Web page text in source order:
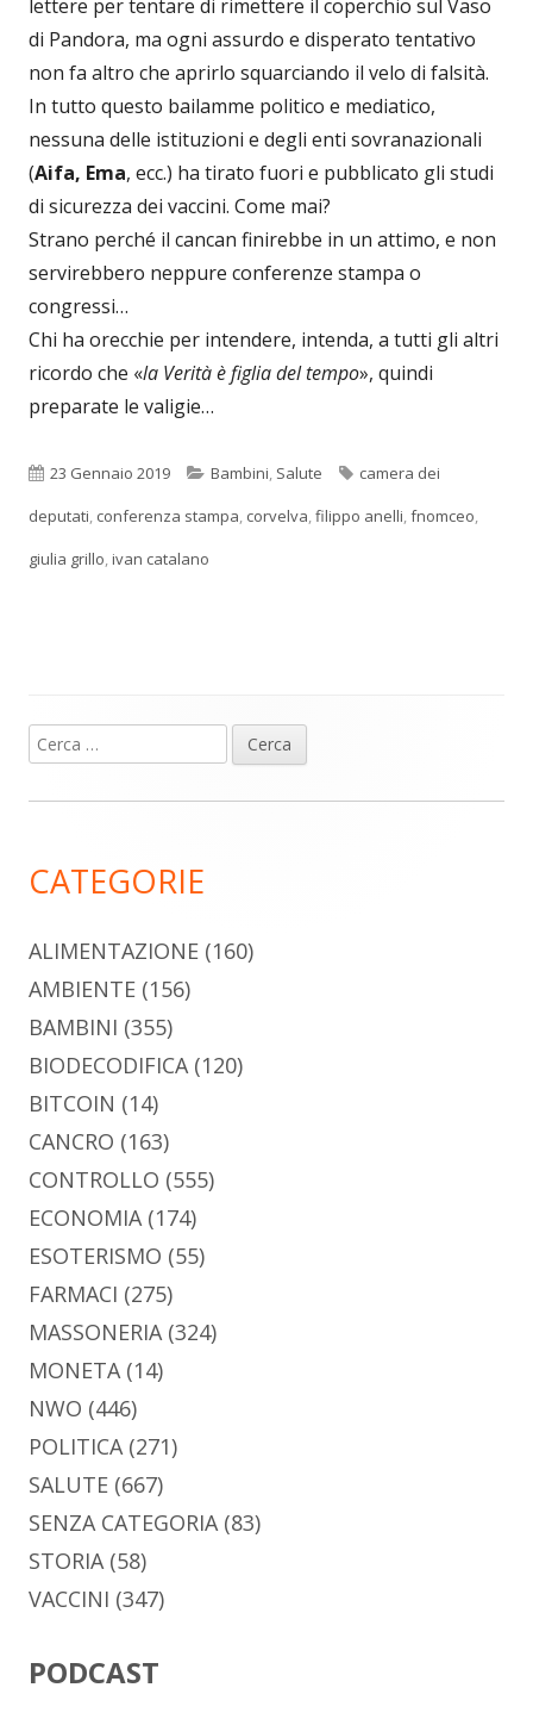
lettere per tentare di rimettere il coperchio sul Vaso
di Pandora, ma ogni assurdo e disperato tentativo
non fa altro che aprirlo squarciando il velo di falsità.
In tutto questo bailamme politico e mediatico,
nessuna delle istituzioni e degli enti sovranazionali
(Aifa, Ema, ecc.) ha tirato fuori e pubblicato gli studi
di sicurezza dei vaccini. Come mai?
Strano perché il cancan finirebbe in un attimo, e non
servirebbero neppure conferenze stampa o
congressi…
Chi ha orecchie per intendere, intenda, a tutti gli altri
ricordo che «la Verità è figlia del tempo», quindi
preparate le valigie…
Pubblicato
23 Gennaio 2019 Categorie
Bambini, Salute Tag
camera dei
deputati, conferenza stampa, corvelva,filippo anelli,fnomceo,
giulia grillo,ivan catalano
Barra
laterale
Ricerca
per:
CATEGORIE
ALIMENTAZIONE (160)
AMBIENTE (156)
BAMBINI (355)
BIODECODIFICA(120)
BITCOIN (14)
CANCRO (163)
CONTROLLO (555)
ECONOMIA(174)
ESOTERISMO (55)
FARMACI (275)
MASSONERIA(324)
MONETA(14)
NWO (446)
POLITICA(271)
SALUTE (667)
SENZA CATEGORIA(83)
STORIA(58)
VACCINI (347)
PODCAST